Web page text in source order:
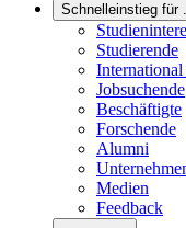
Schnelleinstieg für
Studierende
International
Jobsuchende
Beschäftigte
Forschende
Alumni
Medien
Feedback